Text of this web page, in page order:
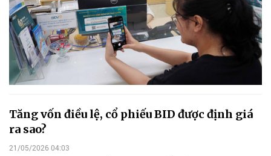
Tăng vốn điều lệ, cổ phiếu BID được định giá
ra sao?
21/05/2026 04:03